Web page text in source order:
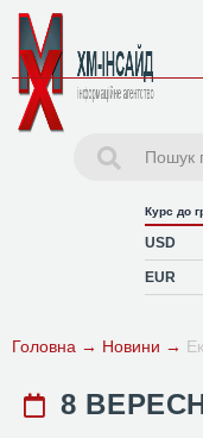
Курс до
USD
EUR
Головна → Новини →
8